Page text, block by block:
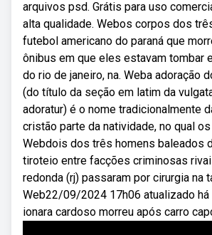
arquivos psd. Grátis para uso
alta qualidade. Webos corpos dos
futebol americano do paraná que
ônibus em que eles estavam tombar
do rio de janeiro, na. Weba adoração
(do título da seção em latim da
adoratur) é o nome tradicionalmente
cristão parte da natividade, no qual
Webdois dos três homens baleados
tiroteio entre facções criminosas
redonda (rj) passaram por cirurgia na
Web22/09/2024 17h06 atualizado há
ionara cardoso morreu após carro